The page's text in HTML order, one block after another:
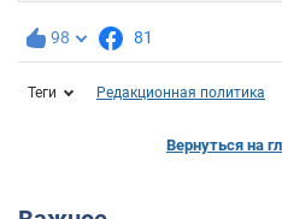
98 81
Теги Редакционная политика
Вернуться на